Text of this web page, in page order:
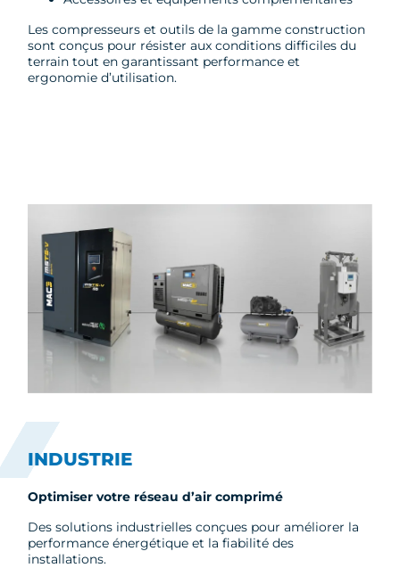
Les compresseurs et outils de la gamme construction
sont conçus pour résister aux conditions difficiles du
terrain tout en garantissant performance et
ergonomie d’utilisation.
INDUSTRIE
Optimiser votre réseau d’air comprimé
Des solutions industrielles conçues pour améliorer la
performance énergétique et la fiabilité des
installations.